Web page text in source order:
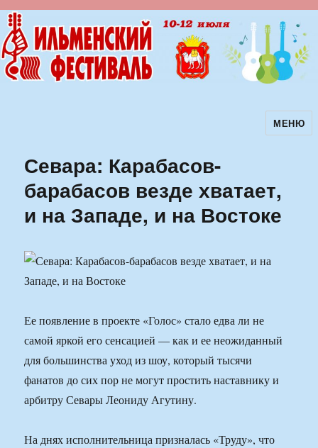
Ильменский фестиваль авторскойМЕНЮ
Севара: Карабасов-
барабасов везде хватает,
и на Западе, и на Востоке
Ее появление в проекте «Голос» стало едва ли не
самой яркой его сенсацией — как и ее неожиданный
для большинства уход из шоу, который тысячи
фанатов до сих пор не могут простить наставнику и
арбитру Севары Леониду Агутину.
На днях исполнительница призналась «Труду», что